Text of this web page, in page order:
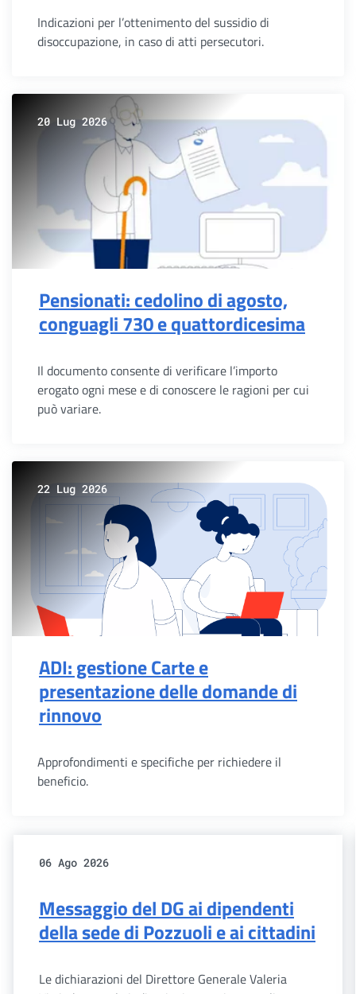
Indicazioni per l’ottenimento del sussidio di
disoccupazione, in caso di atti persecutori.
20 Lug 2026
Pensionati: cedolino di agosto,
conguagli 730 e quattordicesima
Il documento consente di verificare l’importo
erogato ogni mese e di conoscere le ragioni per cui
può variare.
22 Lug 2026
ADI: gestione Carte e
presentazione delle domande di
rinnovo
Approfondimenti e specifiche per richiedere il
beneficio.
06 Ago 2026
Messaggio del DG ai dipendenti
della sede di Pozzuoli e ai cittadini
Le dichiarazioni del Direttore Generale Valeria